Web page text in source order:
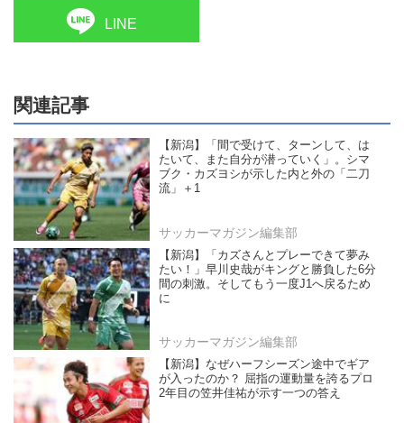
LINE
関連記事
【新潟】「間で受けて、ターンして、は
たいて、また自分が潜っていく」。シマ
ブク・カズヨシが示した内と外の「二刀
流」＋1
サッカーマガジン編集部
【新潟】「カズさんとプレーできて夢み
たい！」早川史哉がキングと勝負した6分
間の刺激。そしてもう一度J1へ戻るため
に
サッカーマガジン編集部
【新潟】なぜハーフシーズン途中でギア
が入ったのか？ 屈指の運動量を誇るプロ
2年目の笠井佳祐が示す一つの答え